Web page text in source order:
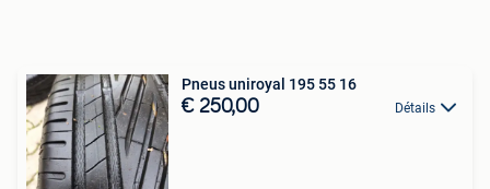
Pneus uniroyal 195 55 16
€ 250,00 Détails